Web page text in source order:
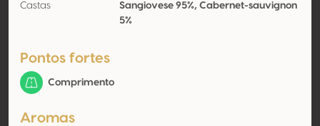
Castas
Sangiovese 95%, Cabernet-sauvignon
5%
Pontos fortes
Comprimento
Aromas